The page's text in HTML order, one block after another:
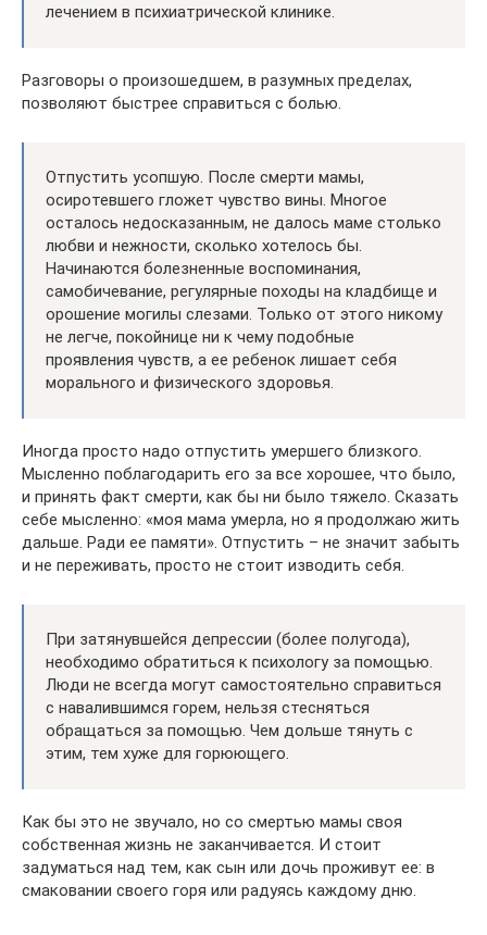
лечением в психиатрической клинике.
Разговоры о произошедшем, в разумных пределах,
позволяют быстрее справиться с болью.
Отпустить усопшую. После смерти мамы,
осиротевшего гложет чувство вины. Многое
осталось недосказанным, не далось маме столько
любви и нежности, сколько хотелось бы.
Начинаются болезненные воспоминания,
самобичевание, регулярные походы на кладбище и
орошение могилы слезами. Только от этого никому
не легче, покойнице ни к чему подобные
проявления чувств, а ее ребенок лишает себя
морального и физического здоровья.
Иногда просто надо отпустить умершего близкого.
Мысленно поблагодарить его за все хорошее, что было,
и принять факт смерти, как бы ни было тяжело. Сказать
себе мысленно: «моя мама умерла, но я продолжаю жить
дальше. Ради ее памяти». Отпустить – не значит забыть
и не переживать, просто не стоит изводить себя.
При затянувшейся депрессии (более полугода),
необходимо обратиться к психологу за помощью.
Люди не всегда могут самостоятельно справиться
с навалившимся горем, нельзя стесняться
обращаться за помощью. Чем дольше тянуть с
этим, тем хуже для горюющего.
Как бы это не звучало, но со смертью мамы своя
собственная жизнь не заканчивается. И стоит
задуматься над тем, как сын или дочь проживут ее: в
смаковании своего горя или радуясь каждому дню.